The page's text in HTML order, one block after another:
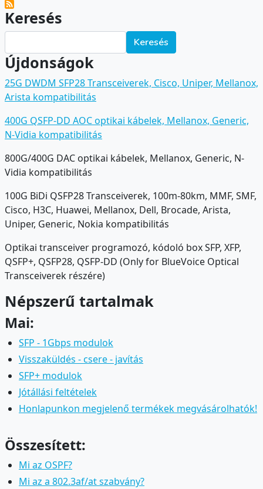
Keresés
Újdonságok
25G DWDM SFP28 Transceiverek, Cisco, Uniper, Mellanox,
Arista kompatibilitás
400G QSFP-DD AOC optikai kábelek, Mellanox, Generic,
N-Vidia kompatibilitás
800G/400G DAC optikai kábelek, Mellanox, Generic, N-
Vidia kompatibilitás
100G BiDi QSFP28 Transceiverek, 100m-80km, MMF, SMF,
Cisco, H3C, Huawei, Mellanox, Dell, Brocade, Arista,
Uniper, Generic, Nokia kompatibilitás
Optikai transceiver programozó, kódoló box SFP, XFP,
QSFP+, QSFP28, QSFP-DD (Only for BlueVoice Optical
Transceiverek részére)
Népszerű tartalmak
Mai:
SFP - 1Gbps modulok
Visszaküldés - csere - javítás
SFP+ modulok
Jótállási feltételek
Honlapunkon megjelenő termékek megvásárolhatók!
Összesített:
Mi az OSPF?
Mi az a 802.3af/at szabvány?